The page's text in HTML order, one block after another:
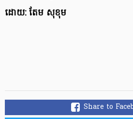
ដោយ: តែម សុខុម
Share to